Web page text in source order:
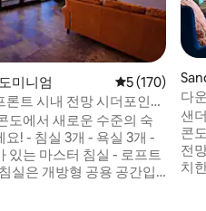
미니엄 평점 5점(5점
5 (170)
론트 시내 전망 시더포인
도에서 새로운 수준의 숙
요! - 침실 3개 - 욕실 3개 -
있는 마스터 침실 - 로프트
실은 개방형 공용 공간입
다
능!
샌
콘도. 시더 포인트와 이리 호수
전망을
치
마
퀸